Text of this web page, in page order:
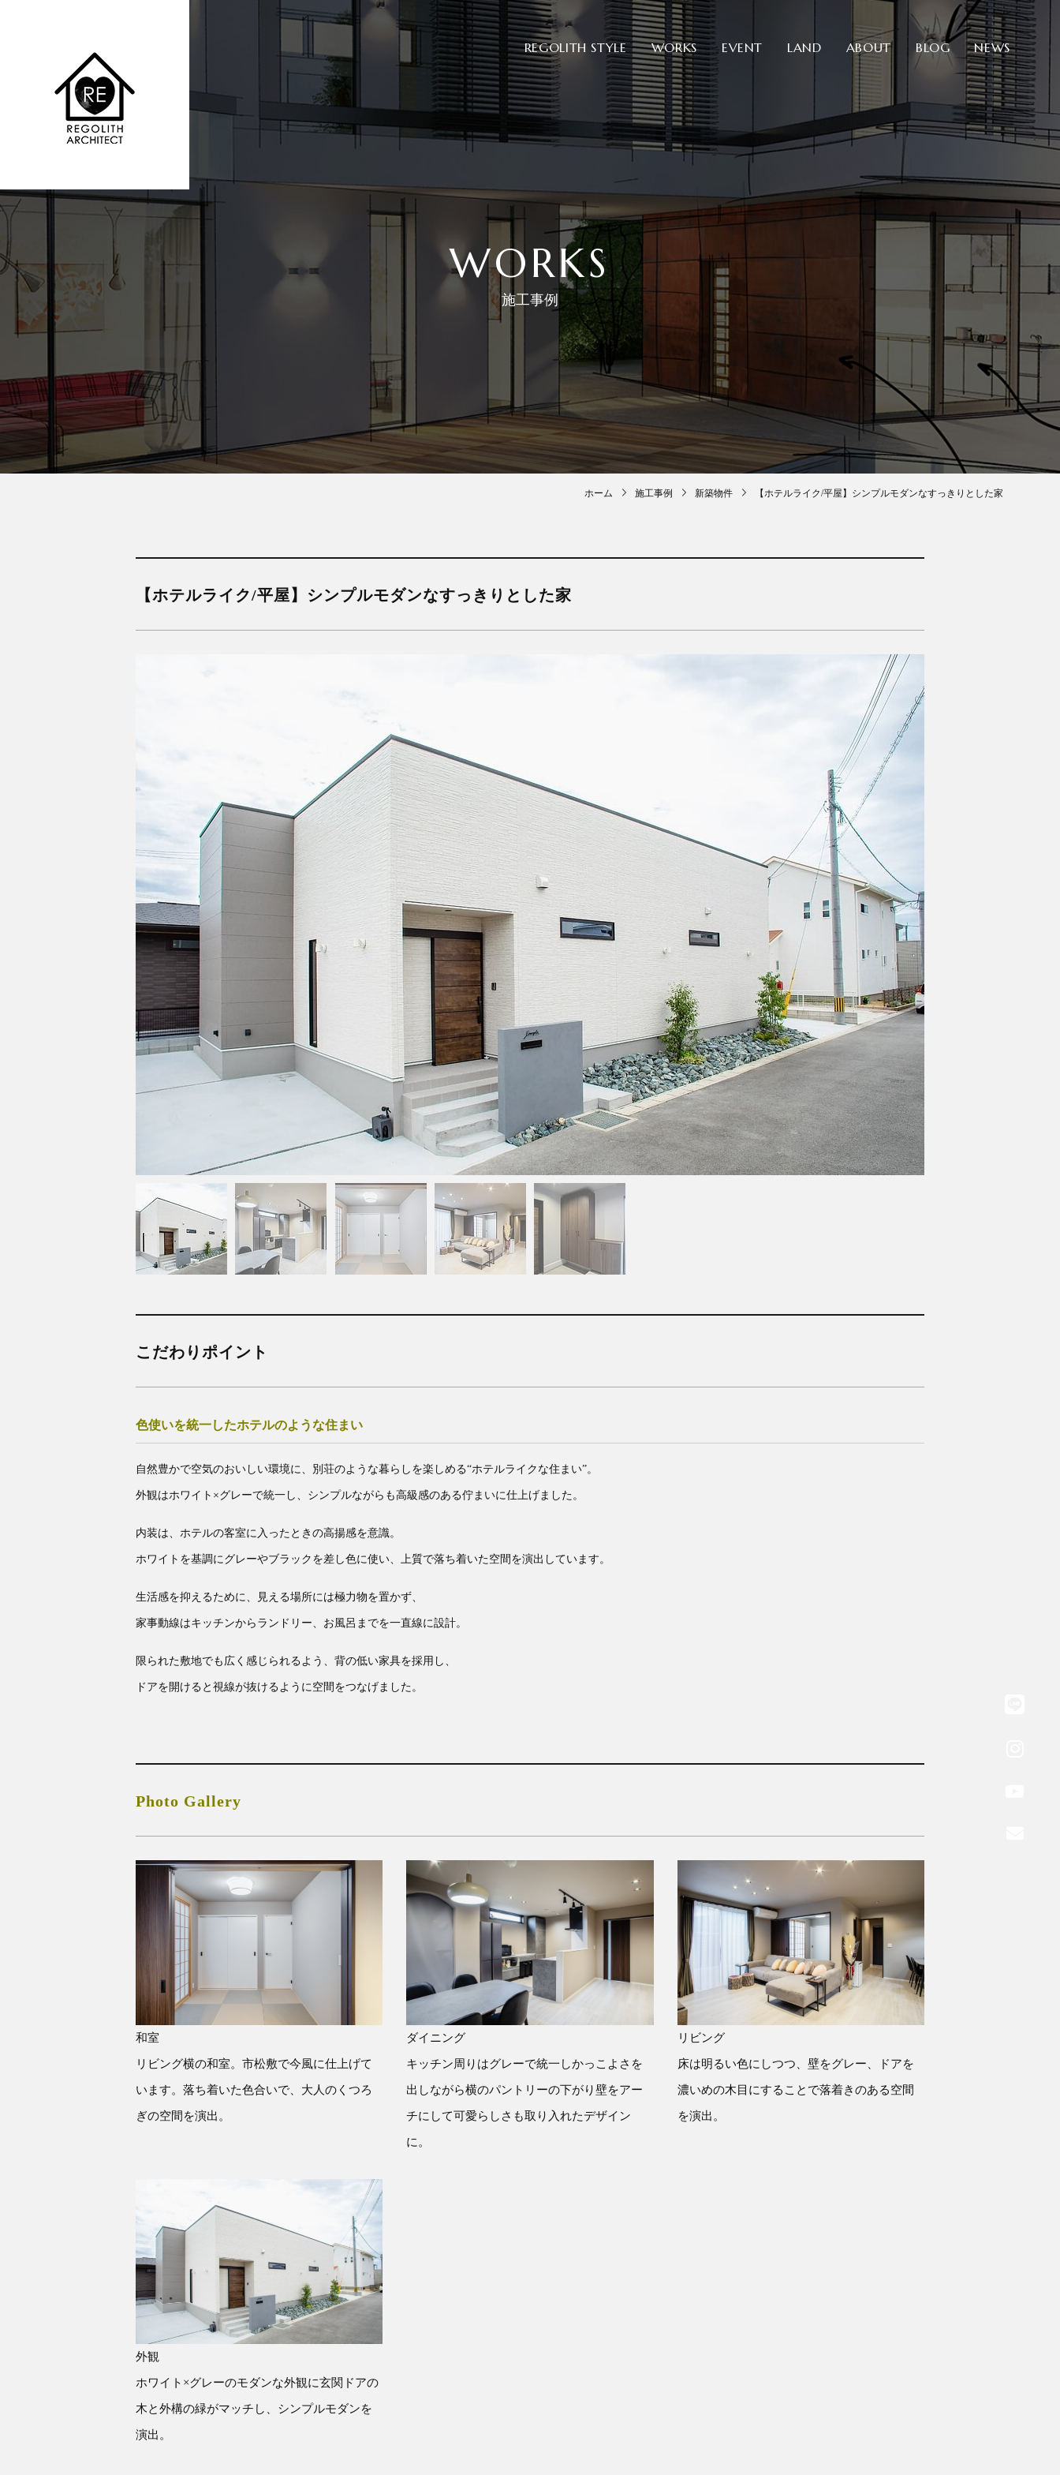
REGOLITH STYLE WORKS EVENT LAND ABOUT BLOG NEWS
WORKS
施工事例
ホーム 施工事例 新築物件 【ホテルライク/平屋】シンプルモダンなすっきりとした家
【ホテルライク/平屋】シンプルモダンなすっきりとした家
こだわりポイント
色使いを統一したホテルのような住まい
自然豊かで空気のおいしい環境に、別荘のような暮らしを楽しめる“ホテルライクな住まい”。
外観はホワイト×グレーで統一し、シンプルながらも高級感のある佇まいに仕上げました。
内装は、ホテルの客室に入ったときの高揚感を意識。
ホワイトを基調にグレーやブラックを差し色に使い、上質で落ち着いた空間を演出しています。
生活感を抑えるために、見える場所には極力物を置かず、
家事動線はキッチンからランドリー、お風呂までを一直線に設計。
限られた敷地でも広く感じられるよう、背の低い家具を採用し、
ドアを開けると視線が抜けるように空間をつなげました。
Photo Gallery
和室
リビング横の和室。市松敷で今風に仕上げて
います。落ち着いた色合いで、大人のくつろ
ぎの空間を演出。
ダイニング
キッチン周りはグレーで統一しかっこよさを
出しながら横のパントリーの下がり壁をアー
チにして可愛らしさも取り入れたデザイン
に。
リビング
床は明るい色にしつつ、壁をグレー、ドアを
濃いめの木目にすることで落着きのある空間
を演出。
外観
ホワイト×グレーのモダンな外観に玄関ドアの
木と外構の緑がマッチし、シンプルモダンを
演出。